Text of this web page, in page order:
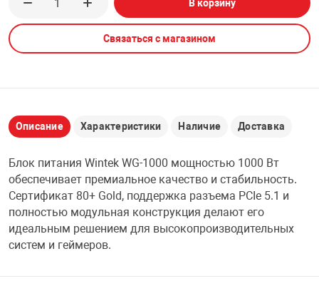
PCI АДАПТЕРЫ
USB
CARD RIDER
НАБОР ДЛЯ
CD-DVD ДИСКИ
В корзину
Связаться с магазином
Описание Характеристики Наличие Доставка
Блок питания Wintek WG-1000 мощностью 1000 Вт
обеспечивает премиальное качество и стабильность.
Сертификат 80+ Gold, поддержка разъема PCIe 5.1 и
полностью модульная конструкция делают его
идеальным решением для высокопроизводительных
систем и геймеров.